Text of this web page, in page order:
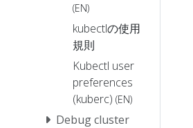
(EN)
kubectlの使用
規則
Kubectl user
preferences
(kuberc) (EN)
Debug cluster